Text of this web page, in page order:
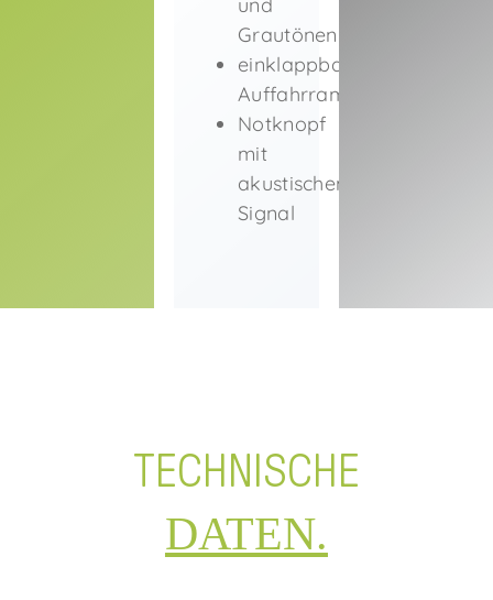
Grautönen
einklappbare
Auffahrrampe
Notknopf
mit
akustischem
Signal
TECHNISCHE
DATEN.